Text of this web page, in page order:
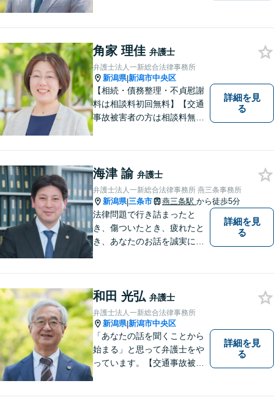
思っています。
角家 理佳 弁護士
弁護士法人一新総合法律事務所
新潟県|新潟市中央区
【相続・債務整理・不貞慰謝
料は相談料初回無料】【交通
事故被害者の方は相談料無料
るため日々研鑽を積んでいま
す
詳細を見
る
海津 諭 弁護士
弁護士法人一新総合法律事務所 燕三条事務所
新潟県|三条市 燕三条駅 から徒歩5分
法律問題で行き詰まったと
き、傷ついたとき、疲れたと
き、あなたのお話を誠実にお
詳細を見
る
和田 光弘 弁護士
弁護士法人一新総合法律事務所
新潟県|新潟市中央区
「あなたの話を聞くことから
始まる」と思って弁護士をや
っています。【交通事故被害
詳細を見
る